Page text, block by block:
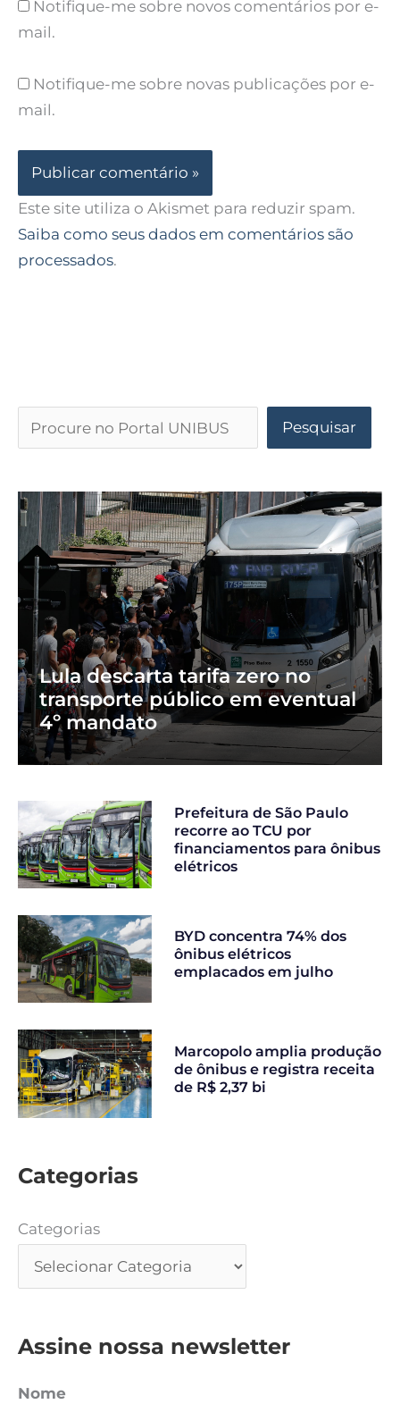
Notifique-me sobre novos comentários por e-
mail.
Notifique-me sobre novas publicações por e-
mail.
Este site utiliza o Akismet para reduzir spam.
Saiba como seus dados em comentários são
processados.
Pesquisar
Lula descarta tarifa zero no
transporte público em eventual
4º mandato
Prefeitura de São Paulo
recorre ao TCU por
financiamentos para ônibus
elétricos
BYD concentra 74% dos
ônibus elétricos
emplacados em julho
Marcopolo amplia produção
de ônibus e registra receita
de R$ 2,37 bi
Categorias
Categorias
Assine nossa newsletter
Nome